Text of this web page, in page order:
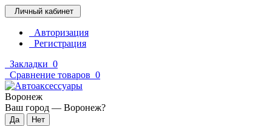
Личный кабинет
Авторизация
Регистрация
Закладки 0
Сравнение товаров 0
Воронеж
Ваш город — Воронеж?